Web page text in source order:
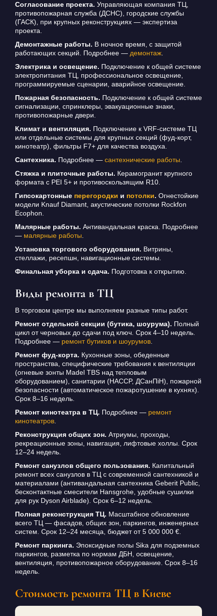
Согласование проекта. Управляющая компания ТЦ,
противопожарная служба (ДСНС), городские службы
(ГАСК), при крупных реконструкциях — экспертиза
проекта.
Демонтажные работы. В ночное время, с защитой
работающих секций. Подробнее — демонтаж.
Электрика и освещение. Подключение к общей системе
электропитания ТЦ, профессиональное освещение,
программируемые сценарии, аварийное освещение.
Пожарная безопасность. Подключение к общей системе
сигнализации, спринклеры, эвакуационные знаки,
противопожарные двери.
Климат и вентиляция. Подключение к VRF-системе ТЦ
или отдельные системы для крупных секций (фуд-корт,
кинотеатр), фильтры F7+ для качества воздуха.
Сантехника. Подробнее — сантехнические работы
Стяжка и плиточные работы. Керамогранит крупного
формата с PEI 5+ и противоскользящим R10.
Гипсокартонные перегородки и потолки. Огнестойкие
модели Knauf Diamant, акустические потолки Rockfon
Ecophon.
Малярные работы. Антивандальная краска. Подробнее
— малярные работы
Установка торгового оборудования. Витрины,
стеллажи, ресепшн, навигационные системы.
Финальная уборка и сдача. Подготовка к открытию.
Виды ремонта в ТЦ
В торговом центре мы выполняем разные типы работ.
Ремонт отдельной секции (бутика, шоурума). Полный
цикл от черновых до сдачи под ключ. Срок 4–10 недель.
Подробнее — ремонт бутиков и шоурумов.
Ремонт фуд-корта. Кухонные зоны, обеденные
пространства, специфические требования к вентиляции
(огневые зонты Madel TBS над тепловым
оборудованием), санитарии (HACCP, ДСанПіН), пожарной
безопасности (автоматическое пожаротушение в кухнях).
Срок 8–16 недель.
Ремонт кинотеатра в ТЦ. Подробнее — ремонт
кинотеатров.
Реконструкция общих зон. Атриумы, проходы,
рекреационные зоны, навигация, лифтовые холлы. Срок
12–24 недель.
Ремонт санузлов общего пользования. Капитальный
ремонт всех санузлов в ТЦ с современной сантехникой и
материалами (антивандальная сантехника Geberit Public,
бесконтактные смесители Hansgrohe, удобные сушилки
для рук Dyson Airblade). Срок 6–12 недель.
Полная реконструкция ТЦ. Масштабное обновление
всего ТЦ — фасадов, общих зон, паркингов, инженерных
систем. Срок 12–24 месяца, бюджет от 5 000 000 €.
Ремонт паркинга. Эпоксидные полы Sika для подземных
паркингов, разметка по нормам ДБН, освещение,
вентиляция, противопожарное оборудование. Срок 8–16
недель.
Стоимость ремонта ТЦ в Киеве